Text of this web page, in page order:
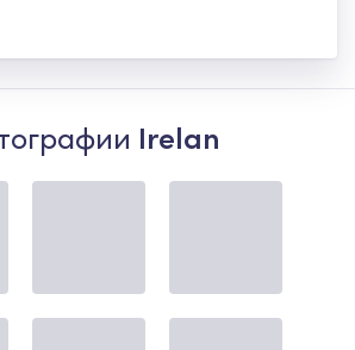
Irelan